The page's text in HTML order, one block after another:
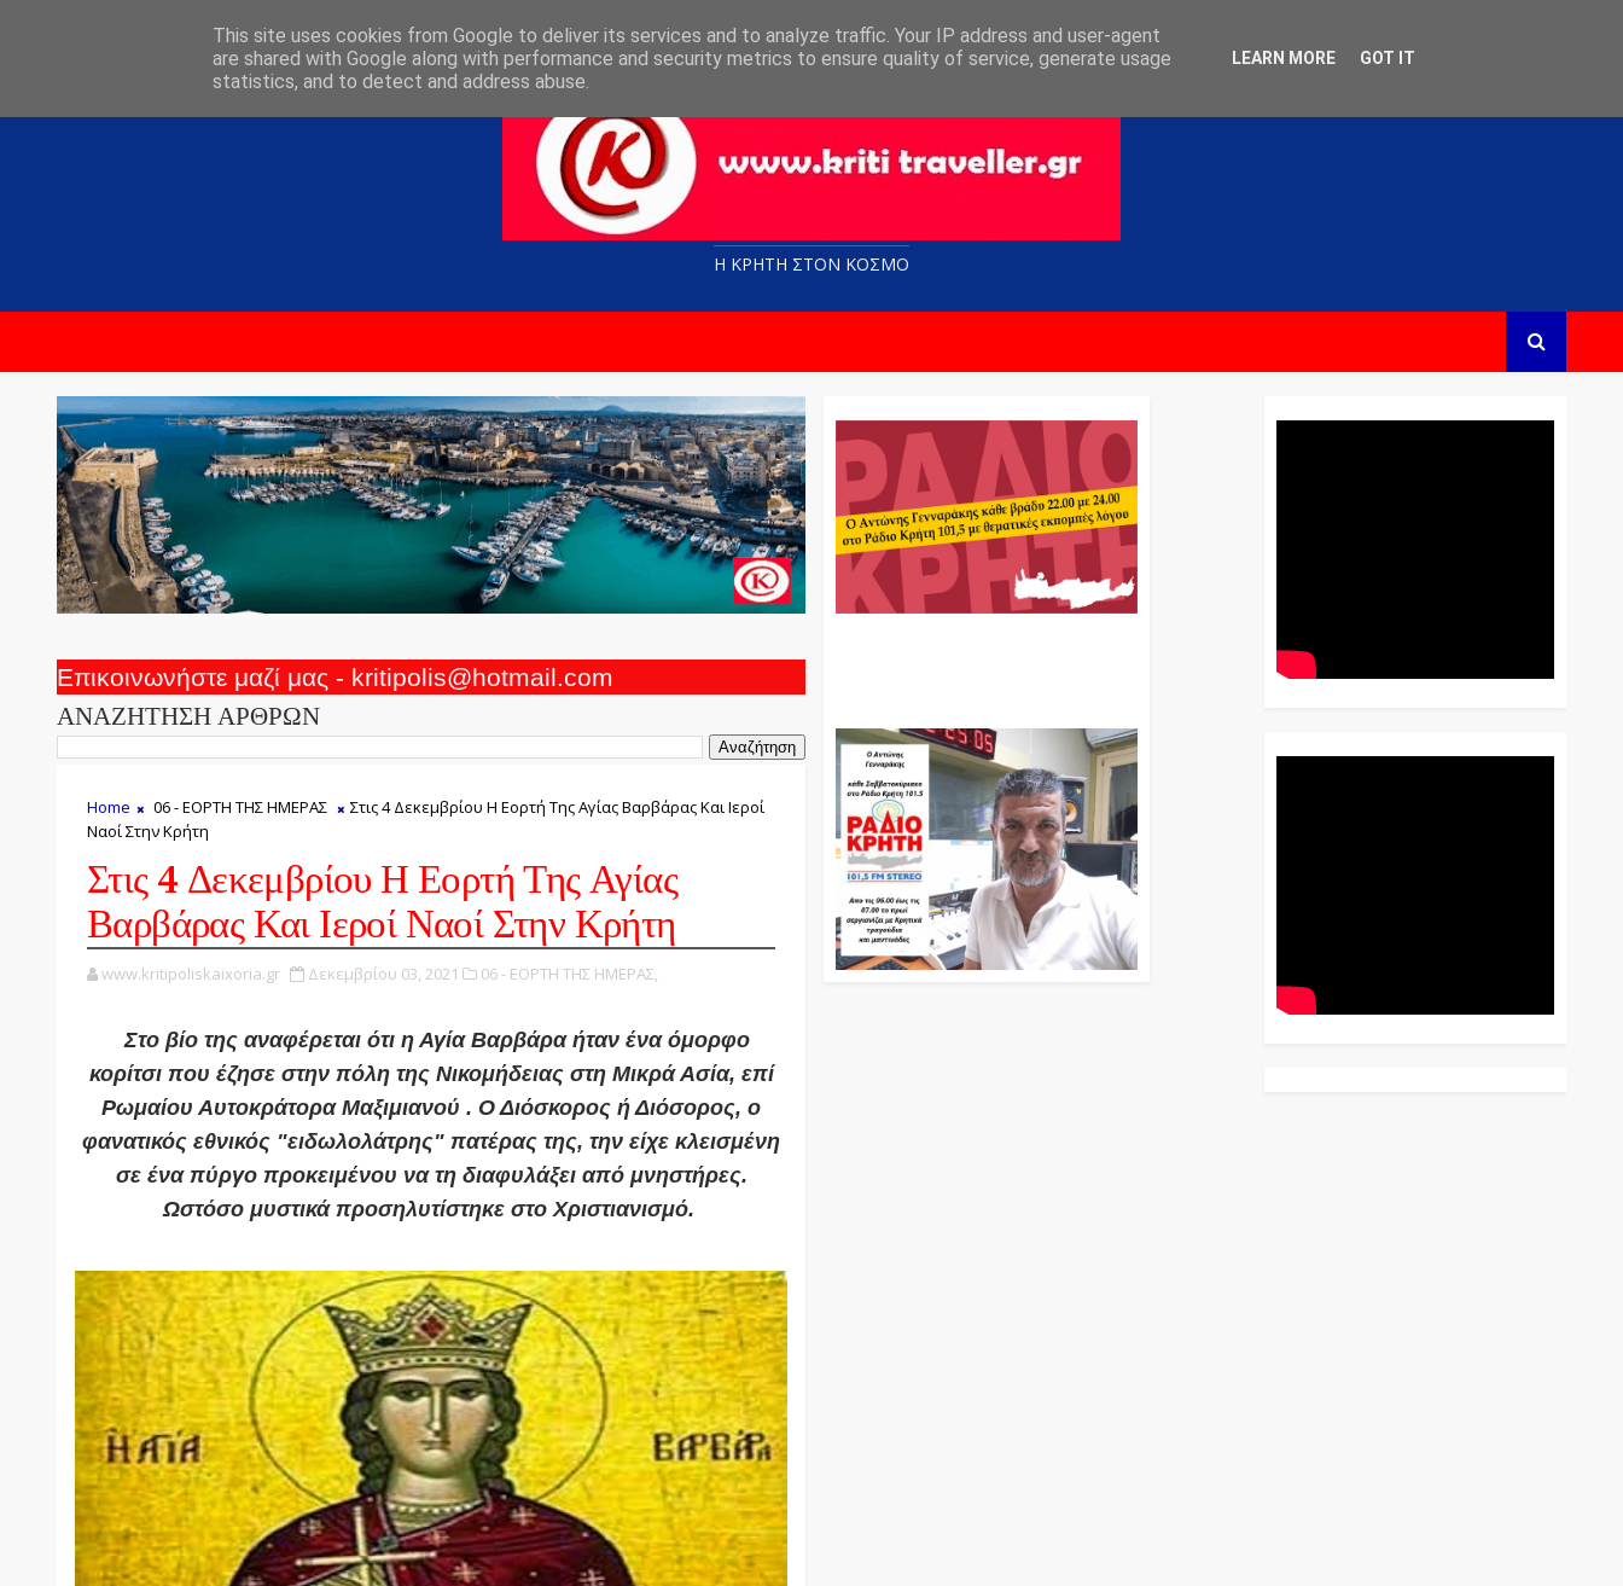
Η ΚΡΗΤΗ ΣΤΟN KOΣΜΟ
Επικοινωνήστε μαζί μας - kritipolis@hotmail.com
ΑΝΑΖΗΤΗΣΗ ΑΡΘΡΩΝ
Home 06 - ΕΟΡΤΗ ΤΗΣ ΗΜΕΡΑΣ
Στις 4 Δεκεμβρίου Η Εορτή Της Αγίας Βαρβάρας Και Ιεροί
Ναοί Στην Κρήτη
Στις 4 Δεκεμβρίου Η Εορτή Της Αγίας
Βαρβάρας Και Ιεροί Ναοί Στην Κρήτη
www.kritipoliskaixoria.gr Δεκεμβρίου 03, 2021 06 - ΕΟΡΤΗ ΤΗΣ ΗΜΕΡΑΣ,
Στο βίο της αναφέρεται ότι η Αγία Βαρβάρα ήταν ένα όμορφο
κορίτσι που έζησε στην πόλη της Νικομήδειας στη Μικρά Ασία, επί
Ρωμαίου Αυτοκράτορα Μαξιμιανού . Ο Διόσκορος ή Διόσορος, ο
φανατικός εθνικός "ειδωλολάτρης" πατέρας της, την είχε κλεισμένη
σε ένα πύργο προκειμένου να τη διαφυλάξει από μνηστήρες.
Ωστόσο μυστικά προσηλυτίστηκε στο Χριστιανισμό.
This site uses cookies from Google to deliver its services and to analyze traffic. Your IP address and user-agent
are shared with Google along with performance and security metrics to ensure quality of service, generate usage
statistics, and to detect and address abuse.
LEARN MORE GOT IT